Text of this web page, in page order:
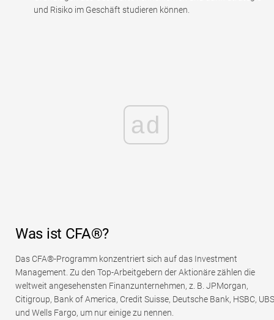
und Risiko im Geschäft studieren können.
ad
Was ist CFA®?
Das CFA®-Programm konzentriert sich auf das Investment
Management. Zu den Top-Arbeitgebern der Aktionäre zählen die
weltweit angesehensten Finanzunternehmen, z. B. JPMorgan,
Citigroup, Bank of America, Credit Suisse, Deutsche Bank, HSBC, UBS
und Wells Fargo, um nur einige zu nennen.